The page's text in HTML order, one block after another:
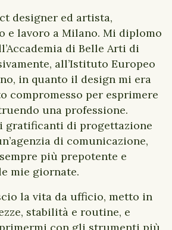
designer ed artista,
e lavoro a Milano. Mi diplomo
di Belle Arti di
all’Istituto Europeo
in quanto il design mi era
compromesso per esprimere
una professione.
gratificanti di progettazione
di comunicazione,
più prepotente e
mie giornate.
la vita da ufficio, metto in
stabilità e routine, e